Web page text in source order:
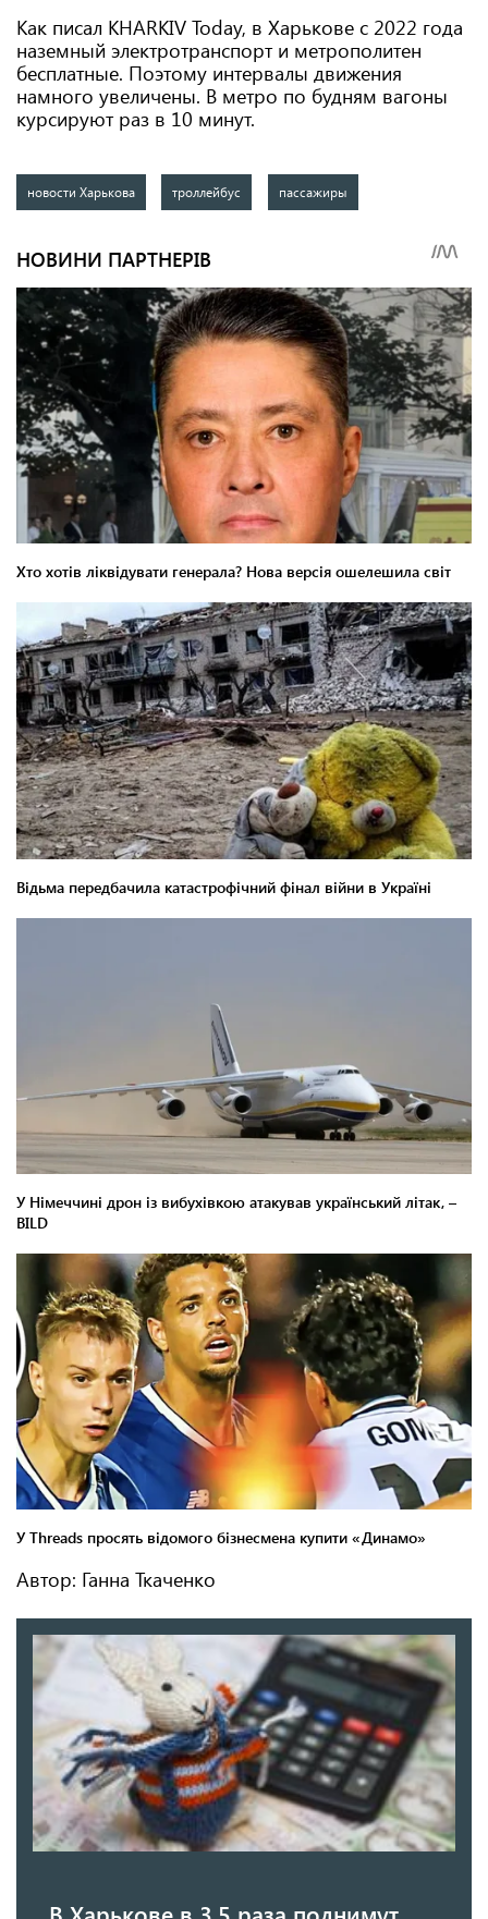
Как писал KHARKIV Today, в Харькове с 2022 года
наземный электротранспорт и метрополитен
бесплатные. Поэтому интервалы движения
намного увеличены. В метро по будням вагоны
курсируют раз в 10 минут.
новости Харькова троллейбус пассажиры
Автор: Ганна Ткаченко